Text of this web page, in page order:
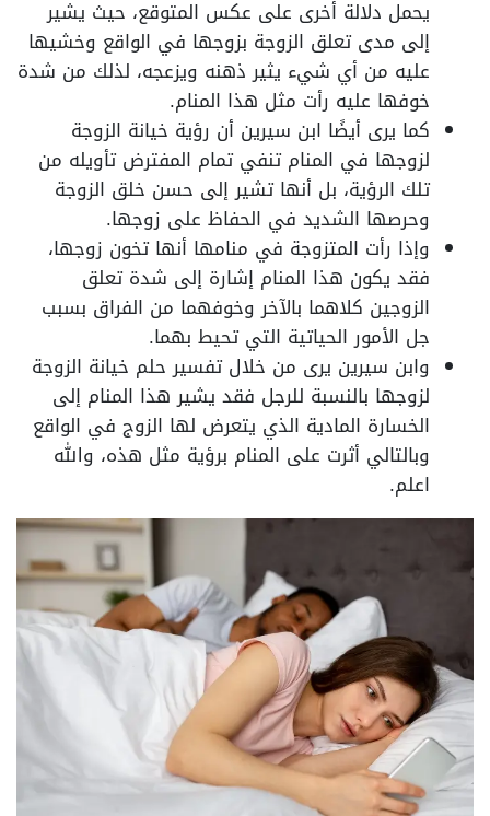
يحمل دلالة أخرى على عكس المتوقع، حيث يشير
إلى مدى تعلق الزوجة بزوجها في الواقع وخشيها
عليه من أي شيء يثير ذهنه ويزعجه، لذلك من شدة
خوفها عليه رأت مثل هذا المنام.
كما يرى أيضًا ابن سيرين أن رؤية خيانة الزوجة
لزوجها في المنام تنفي تمام المفترض تأويله من
تلك الرؤية، بل أنها تشير إلى حسن خلق الزوجة
وحرصها الشديد في الحفاظ على زوجها.
وإذا رأت المتزوجة في منامها أنها تخون زوجها،
فقد يكون هذا المنام إشارة إلى شدة تعلق
الزوجين كلاهما بالآخر وخوفهما من الفراق بسبب
جل الأمور الحياتية التي تحيط بهما.
وابن سيرين يرى من خلال تفسير حلم خيانة الزوجة
لزوجها بالنسبة للرجل فقد يشير هذا المنام إلى
الخسارة المادية الذي يتعرض لها الزوج في الواقع
وبالتالي أثرت على المنام برؤية مثل هذه، والله
اعلم.